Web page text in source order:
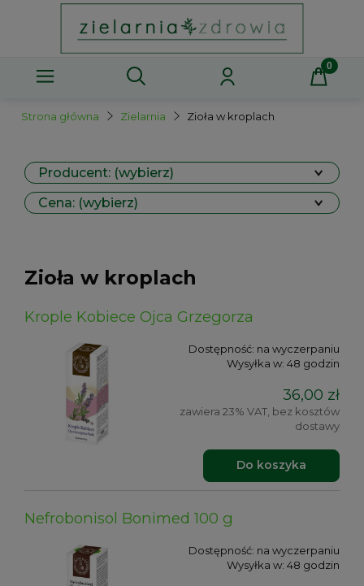
Strona główna Zielarnia Zioła w kroplach
Producent: (wybierz)
Cena: (wybierz)
Zioła w kroplach
Krople Kobiece Ojca Grzegorza
Dostępność: na wyczerpaniu
Wysyłka w: 48 godzin
36,00 zł
zawiera 23% VAT, bez kosztów
dostawy
Do koszyka
Nefrobonisol Bonimed 100 g
Dostępność: na wyczerpaniu
Wysyłka w: 48 godzin